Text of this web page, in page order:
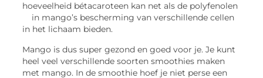
hoeveelheid bétacaroteen kan net als de polyfenolen
in mango’s bescherming van verschillende cellen
in het lichaam bieden.
Mango is dus super gezond en goed voor je. Je kunt
heel veel verschillende soorten smoothies maken
met mango. In de smoothie hoef je niet perse een